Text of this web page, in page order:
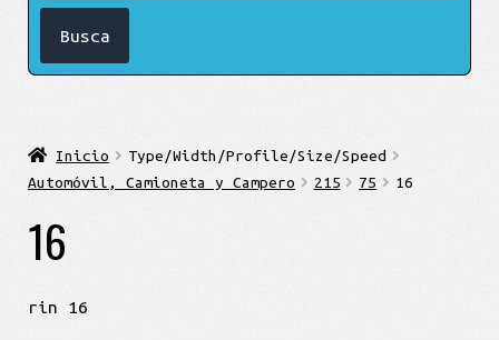
Inicio
Type/Width/Profile/Size/Speed
Automóvil, Camioneta y Campero
215 75 16
16
rin 16